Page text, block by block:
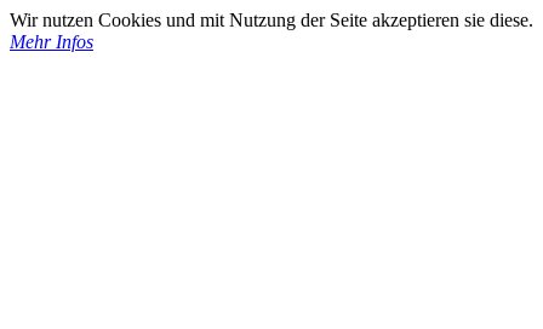
Wir nutzen Cookies und mit Nutzung der Seite akzeptieren sie diese.
Mehr Infos